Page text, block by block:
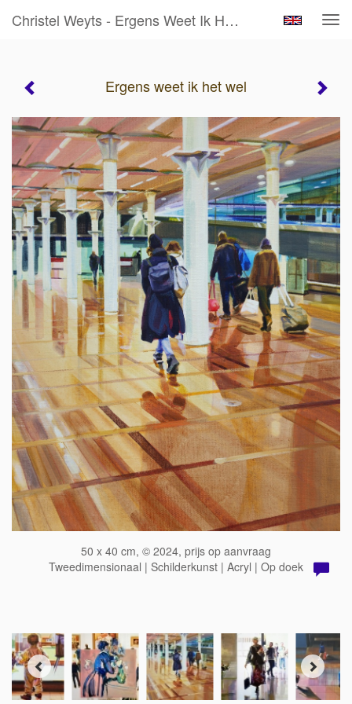
Christel Weyts - Ergens Weet Ik Het Wel
Ergens weet ik het wel
50 x 40 cm, © 2024, prijs op aanvraag
Tweedimensionaal | Schilderkunst | Acryl | Op doek